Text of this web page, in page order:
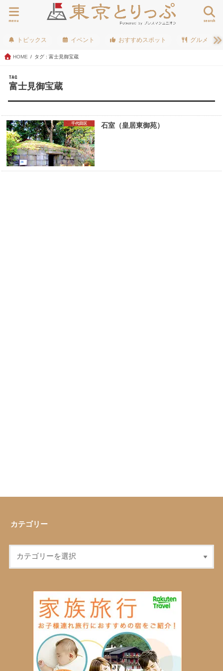
search
menu
トピックス イベント おすすめスポット グルメ
HOME タグ : 富士見御宝蔵
TAG
富士見御宝蔵
千代田区 石室（皇居東御苑）
カテゴリー